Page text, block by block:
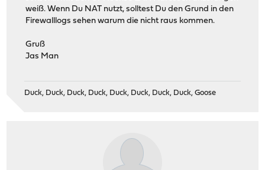
weiß. Wenn Du NAT nutzt, solltest Du den Grund in den
Firewalllogs sehen warum die nicht raus kommen.
Gruß
Jas Man
Duck, Duck, Duck, Duck, Duck, Duck, Duck, Duck, Goose